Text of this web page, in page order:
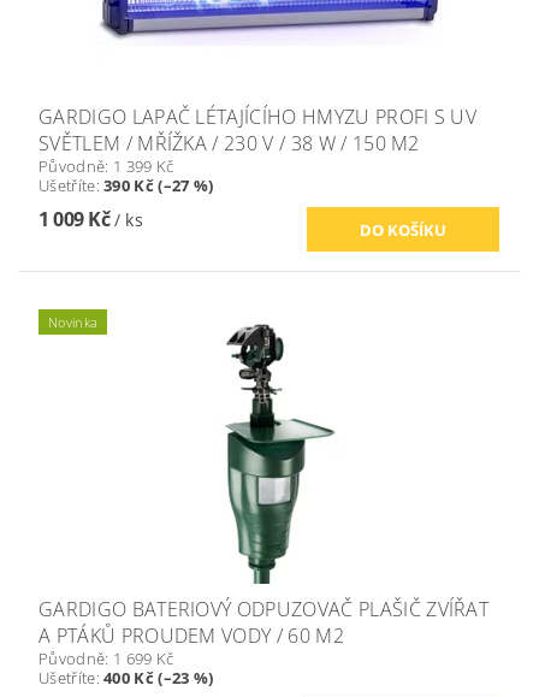
GARDIGO LAPAČ LÉTAJÍCÍHO HMYZU PROFI S UV
SVĚTLEM / MŘÍŽKA / 230 V / 38 W / 150 M2
Původně: 1 399 Kč
Ušetříte:390 Kč (–27 %)
1 009 Kč/ ks
Novinka
GARDIGO BATERIOVÝ ODPUZOVAČ PLAŠIČ ZVÍŘAT
A PTÁKŮ PROUDEM VODY / 60 M2
Původně: 1 699 Kč
Ušetříte:400 Kč (–23 %)